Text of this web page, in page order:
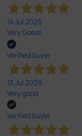
14 Jul 2026
Very Good!
Verified buyer
13 Jul 2026
Very good
Verified buyer